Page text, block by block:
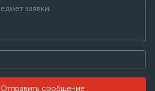
Отправить сообщение